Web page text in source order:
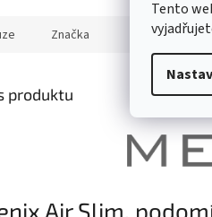
Tento
Značka
produktu
​​Air Slim,